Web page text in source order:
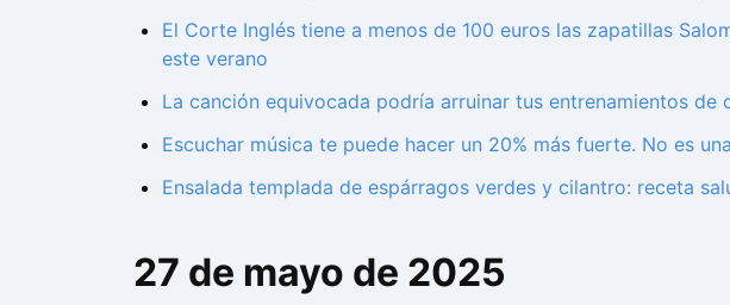
El Corte Inglés tiene a menos de 100 euros las zapatillas
este verano
La canción equivocada podría arruinar tus entrenamientos de
Escuchar música te puede hacer un 20% más fuerte. No es
Ensalada templada de espárragos verdes y cilantro: receta
27 de mayo de 2025